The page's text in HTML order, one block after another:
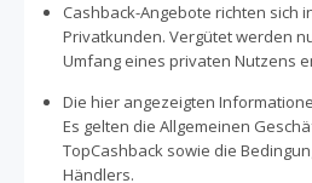
Cashback-Angebote richten sich
Privatkunden. Vergütet werden
Umfang eines privaten Nutzens
Die hier angezeigten
Es gelten die Allgemeinen
TopCashback sowie die
Händlers.